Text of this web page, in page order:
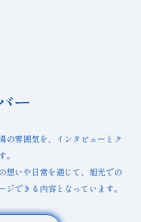
ー
の雰囲気を、インタビューとク
想いや日常を通じて、旭光での
できる内容となっています。